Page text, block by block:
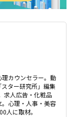
カウンセラー。動
ター研究所」編集
求人広告・化粧品
心理・人事・美容
人に取材。